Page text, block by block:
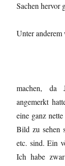
Sachen hervor
Unter
machen, da
angemerkt
eine ganz
Bild zu sehen
etc. sind. Ein
Ich habe